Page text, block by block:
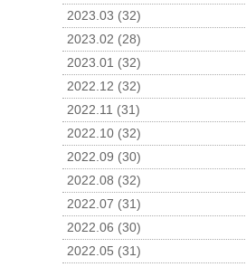
2023.03 (32)
2023.02 (28)
2023.01 (32)
2022.12 (32)
2022.11 (31)
2022.10 (32)
2022.09 (30)
2022.08 (32)
2022.07 (31)
2022.06 (30)
2022.05 (31)